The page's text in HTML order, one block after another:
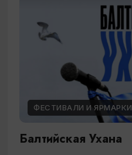
ФЕСТИВАЛИ И ЯРМАРКИ
Балтийская Ухана